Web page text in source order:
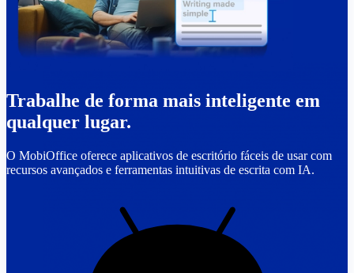
Trabalhe de forma mais inteligente em
qualquer lugar.
O MobiOffice oferece aplicativos de escritório fáceis de usar com
recursos avançados e ferramentas intuitivas de escrita com IA.